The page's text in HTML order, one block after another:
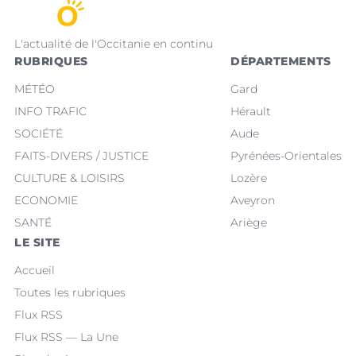
L'actualité de l'Occitanie en continu
RUBRIQUES
MÉTÉO
INFO TRAFIC
SOCIÉTÉ
FAITS-DIVERS / JUSTICE
CULTURE & LOISIRS
ECONOMIE
SANTÉ
DÉPARTEMENTS
Gard
Hérault
Aude
Pyrénées-Orientales
Lozère
Aveyron
Ariège
LE SITE
Accueil
Toutes les rubriques
Flux RSS
Flux RSS — La Une